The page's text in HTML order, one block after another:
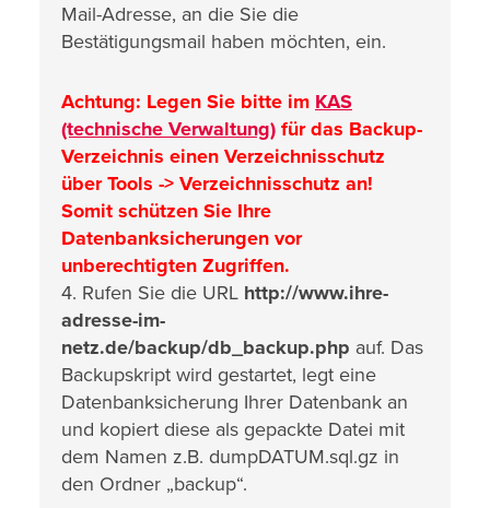
Mail-Adresse, an die Sie die
Bestätigungsmail haben möchten, ein.
Achtung: Legen Sie bitte im KAS
(technische Verwaltung) für das Backup-
Verzeichnis einen Verzeichnisschutz
über Tools -> Verzeichnisschutz an!
Somit schützen Sie Ihre
Datenbanksicherungen vor
unberechtigten Zugriffen.
4. Rufen Sie die URL http://www.ihre-
adresse-im-
netz.de/backup/db_backup.php auf. Das
Backupskript wird gestartet, legt eine
Datenbanksicherung Ihrer Datenbank an
und kopiert diese als gepackte Datei mit
dem Namen z.B. dumpDATUM.sql.gz in
den Ordner „backup“.